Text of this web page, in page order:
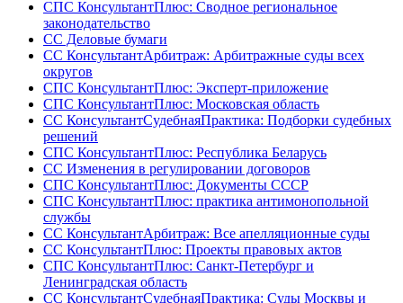
СПС КонсультантПлюс: Сводное региональное
законодательство
СС Деловые бумаги
СС КонсультантАрбитраж: Арбитражные суды всех
округов
СПС КонсультантПлюс: Эксперт-приложение
СПС КонсультантПлюс: Московская область
СС КонсультантСудебнаяПрактика: Подборки судебных
решений
СПС КонсультантПлюс: Республика Беларусь
СС Изменения в регулировании договоров
СПС КонсультантПлюс: Документы СССР
СПС КонсультантПлюс: практика антимонопольной
службы
СС КонсультантАрбитраж: Все апелляционные суды
СС КонсультантПлюс: Проекты правовых актов
СПС КонсультантПлюс: Санкт-Петербург и
Ленинградская область
СС КонсультантСудебнаяПрактика: Суды Москвы и